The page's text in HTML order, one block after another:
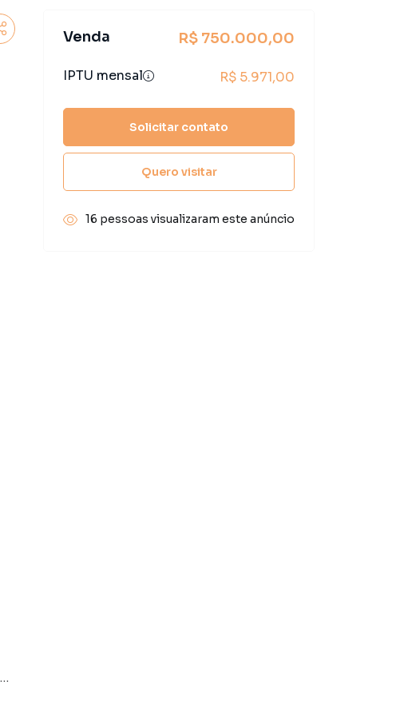
Venda R$ 750.000,00
IPTU mensal R$ 5.971,00
Solicitar contato
Quero visitar
16 pessoas visualizaram este anúncio